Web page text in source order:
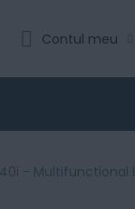
Contul meu
-